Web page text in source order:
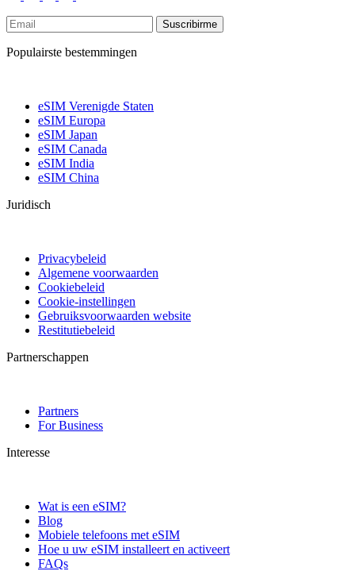
Suscribirme
Populairste bestemmingen
eSIM Verenigde Staten
eSIM Europa
eSIM Japan
eSIM Canada
eSIM India
eSIM China
Juridisch
Privacybeleid
Algemene voorwaarden
Cookiebeleid
Cookie-instellingen
Gebruiksvoorwaarden website
Restitutiebeleid
Partnerschappen
Partners
For Business
Interesse
Wat is een eSIM?
Blog
Mobiele telefoons met eSIM
Hoe u uw eSIM installeert en activeert
FAQs